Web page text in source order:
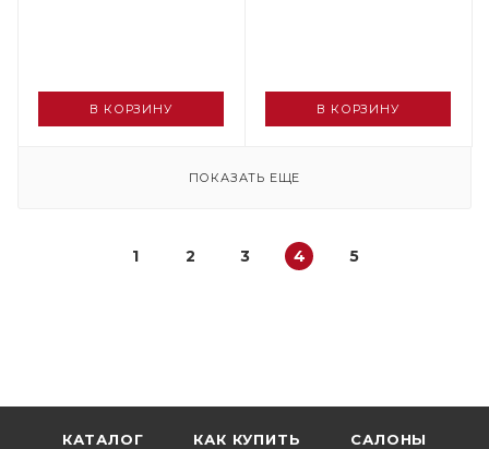
В КОРЗИНУ В КОРЗИНУ
ПОКАЗАТЬ ЕЩЕ
1 2 3 4 5
КАТАЛОГ КАК КУПИТЬ САЛОНЫ